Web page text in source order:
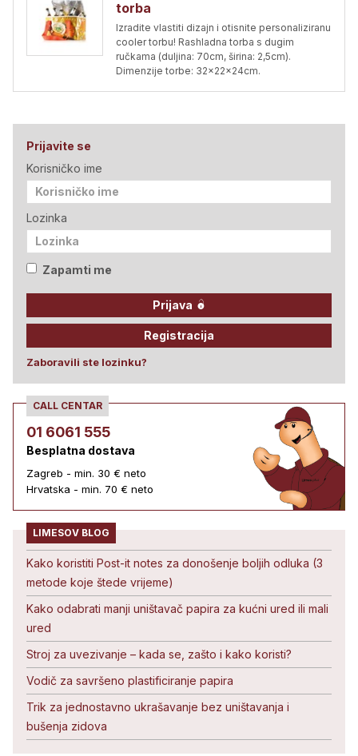
torba
Izradite vlastiti dizajn i otisnite personaliziranu
cooler torbu! Rashladna torba s dugim
ručkama (duljina: 70cm, širina: 2,5cm).
Dimenzije torbe: 32x22x24cm.
Prijavite se
Korisničko ime
Lozinka
Zapamti me
Prijava
Registracija
Zaboravili ste lozinku?
CALL CENTAR
01 6061 555
Besplatna dostava
Zagreb - min. 30 € neto
Hrvatska - min. 70 € neto
LIMESOV BLOG
Kako koristiti Post-it notes za donošenje boljih odluka (3
metode koje štede vrijeme)
Kako odabrati manji uništavač papira za kućni ured ili mali
ured
Stroj za uvezivanje – kada se, zašto i kako koristi?
Vodič za savršeno plastificiranje papira
Trik za jednostavno ukrašavanje bez uništavanja i
bušenja zidova